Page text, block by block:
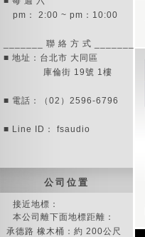
pm： 2:00 ~ pm：10:00
_______ 聯 絡 方 式 _______
■ 地址：台北市 大同區
庫倫街 19號 1樓
■ 電話：（02）2596-6796
■ Line ID： fsaudio
公 司 位 置
接近地標：
本公司離下面地標距離：
承德路 橡木桶：約 200公尺